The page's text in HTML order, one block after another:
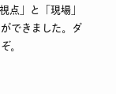
点」と「現場」
できました。ダ
。